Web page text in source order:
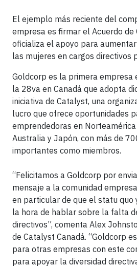
El ejemplo más reciente del
empresa es firmar el Acuerdo de
oficializa el apoyo para
las mujeres en cargos directivos
Goldcorp es la primera empresa
la 28va en Canadá que adopta
iniciativa de Catalyst, una
lucro que ofrece oportunidades
emprendedoras en Norteamérica
Australia y Japón, con más de
importantes como miembros.
“Felicitamos a Goldcorp por
mensaje a la comunidad
en particular de que el statu quo
la hora de hablar sobre la falta
directivos”, comenta Alex
de Catalyst Canadá. “Goldcorp
para otras empresas con este
para apoyar la diversidad